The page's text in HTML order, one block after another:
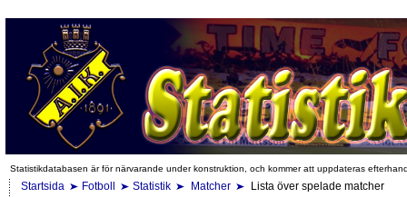
Statistikdatabasen är för närvarande under konstruktion, och kommer att uppdateras
Startsida Fotboll Statistik Matcher Lista över spelade matcher